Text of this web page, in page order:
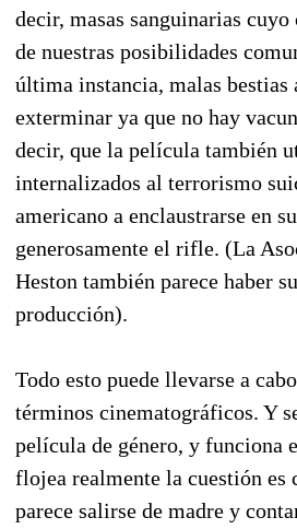
decir, masas sanguinarias cuyo
de nuestras posibilidades
última instancia, malas bestias
exterminar ya que no hay
decir, que la película también
internalizados al terrorismo
americano a enclaustrarse en
generosamente el rifle. (La
Heston también parece haber
producción).
Todo esto puede llevarse a
términos cinematográficos. Y
película de género, y funciona
flojea realmente la cuestión es
parece salirse de madre y